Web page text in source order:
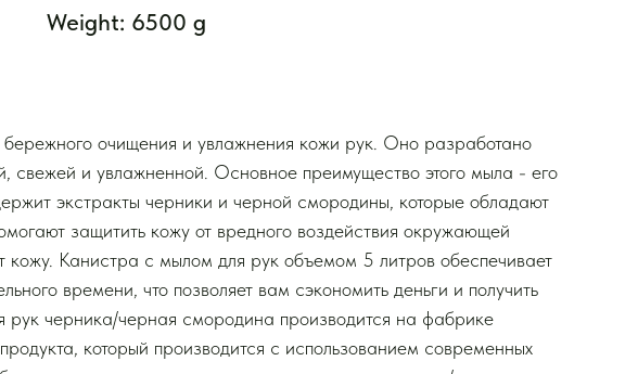
Weight: 6500 g
очищения и увлажнения кожи рук. Оно разработано
свежей и увлажненной. Основное преимущество этого мыла - его
экстракты черники и черной смородины, которые обладают
защитить кожу от вредного воздействия окружающей
Канистра с мылом для рук объемом 5 литров обеспечивает
времени, что позволяет вам сэкономить деньги и получить
черника/черная смородина производится на фабрике
который производится с использованием современных